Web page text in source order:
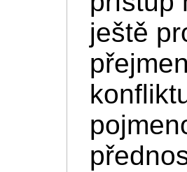
ještě